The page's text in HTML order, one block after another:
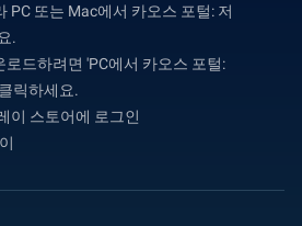
PC 또는 Mac에서 카오스 포털: 저
.
로드하려면 'PC에서 카오스 포털:
릭하세요.
이 스토어에 로그인